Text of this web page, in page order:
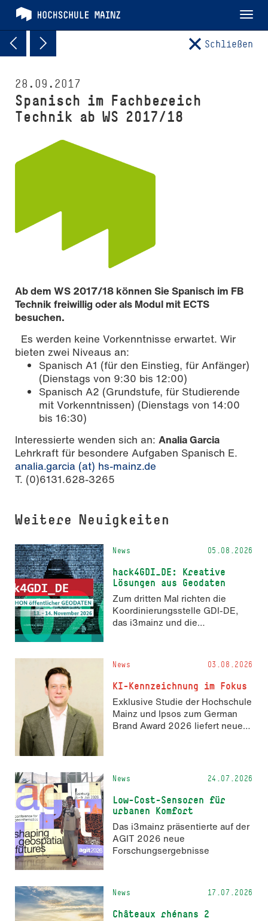
Schließen
28.09.2017
Spanisch im Fach­be­reich
Technik ab WS 2017/18
Ab dem WS 2017/18 können Sie Spanisch im FB
Technik freiwillig oder als Modul mit ECTS
besuchen.
Es werden keine Vorkenntnisse erwartet. Wir
bieten zwei Niveaus an:
Spanisch A1 (für den Einstieg, für Anfänger)
(Dienstags von 9:30 bis 12:00)
Spanisch A2 (Grundstufe, für Studierende
mit Vorkenntnissen) (Dienstags von 14:00
bis 16:30)
Interessierte wenden sich an: Analia Garcia
Lehrkraft für besondere Aufgaben Spanisch E.
analia.garcia (at) hs-mainz.de
T. (0)6131.628-3265
Weitere Neuigkeiten
News 05.08.2026
hack4GDI_DE: Kreative
Lösungen aus Geodaten
Zum dritten Mal richten die
Koordinierungsstelle GDI-DE,
das i3mainz und die
und 14. November 2026 den
Hackathon hack4GDI_DE an der
Hochschule Mainz aus. Die
Anmeldung ist geöffnet und bis
zum 2. Oktober 2026 möglich.
News 03.08.2026
KI-Kennzeichnung im Fokus
Exklusive Studie der Hochschule
Mainz und Ipsos zum German
Brand Award 2026 liefert neue
News 24.07.2026
Low-Cost-Sensoren für
urbanen Komfort
Das i3mainz präsentierte auf der
AGIT 2026 neue
Forschungsergebnisse
News 17.07.2026
Châteaux rhénans 2